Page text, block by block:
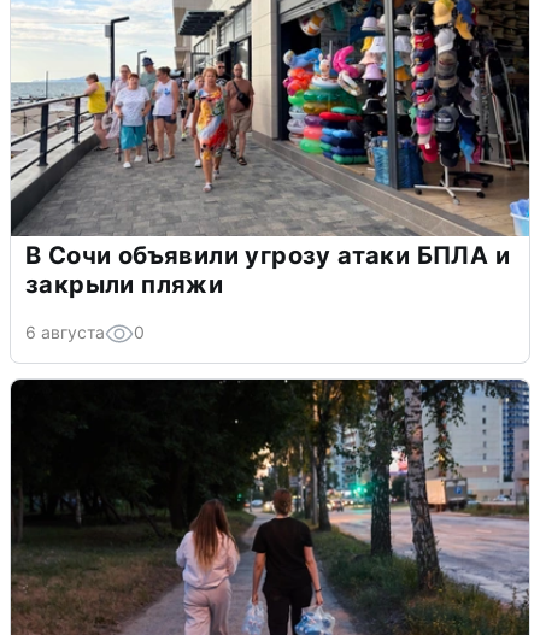
В Сочи объявили угрозу атаки БПЛА и
закрыли пляжи
6 августа 0